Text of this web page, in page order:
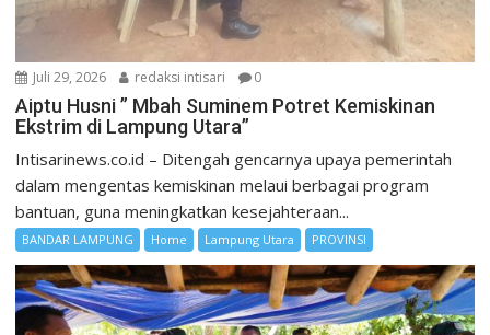
Juli 29, 2026 redaksi intisari 0
Aiptu Husni ” Mbah Suminem Potret Kemiskinan
Ekstrim di Lampung Utara”
Intisarinews.co.id – Ditengah gencarnya upaya pemerintah
dalam mengentas kemiskinan melaui berbagai program
bantuan, guna meningkatkan kesejahteraan...
BANDAR LAMPUNG Home Lampung Utara PROVINSI